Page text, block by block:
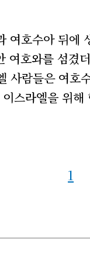
여호수아 뒤
여호와를 섬
사람들은 여호
스라엘을 위
1